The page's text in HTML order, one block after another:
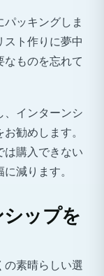
ッキングしま
スト作りに夢中
ものを忘れて
、インターンシ
勧めします。
は購入できない
減ります。
ップを
の素晴らしい選